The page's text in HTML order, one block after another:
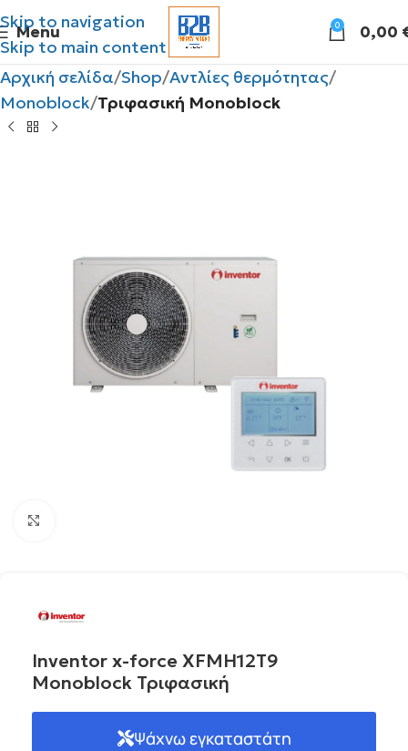
Skip to navigation
Skip to main content
Menu 0 0,00
Αρχική σελίδα Shop Αντλίες θερμότητας
Monoblock Τριφασική Monoblock
Inventor x-force XFMH12T9
Monoblock Τριφασική
Ψάχνω εγκαταστάτη